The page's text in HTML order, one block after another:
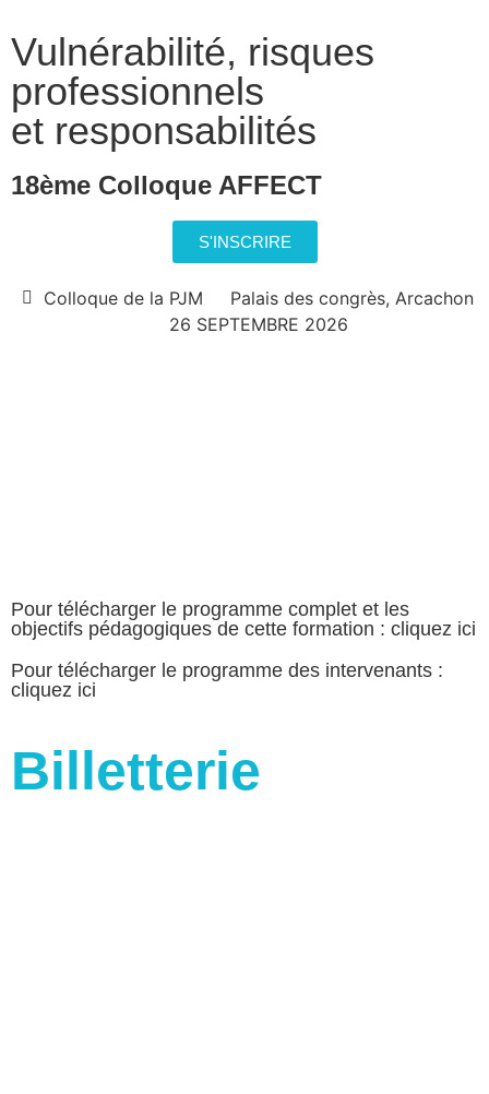
Vulnérabilité, risques
professionnels
et responsabilités
18ème Colloque AFFECT
S'INSCRIRE
Colloque de la PJM
Palais des congrès, Arcachon
26 SEPTEMBRE 2026
Pour télécharger le programme complet et les
objectifs pédagogiques de cette formation : cliquez ici
Pour télécharger le programme des intervenants :
cliquez ici​
Billetterie